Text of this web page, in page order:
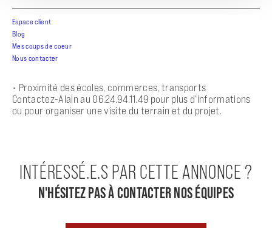
Espace client
Blog
Mes coups de coeur
Nous contacter
• Construction neuve conforme à la RE 2020
• Isolation thermique et phonique performante
• Chauffage économique (pompe à chaleur)
• Possibilité de personnaliser les finitions intérieures
Terrain :
• Parcelle de 400m² viabilisée
• Proximité des écoles, commerces, transports
Contactez-Alain au O6.24.94.11.49 pour plus d’informations
ou pour organiser une visite du terrain et du projet.
N'HÉSITEZ PAS À CONTACTER NOS ÉQUIPES
INTÉRESSÉ.E.S PAR CETTE ANNONCE ?